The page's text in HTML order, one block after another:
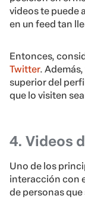
videos te puede
en un feed tan
Entonces,
Twitter.
superior del
que lo visiten
4. Videos
Uno de los
interacción con
de personas